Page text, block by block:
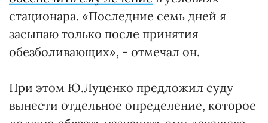
стационара. «Последние семь дней я
засыпаю только после принятия
обезболивающих», - отмечал он.
При этом Ю.Луценко предложил суду
вынести отдельное определение, которое